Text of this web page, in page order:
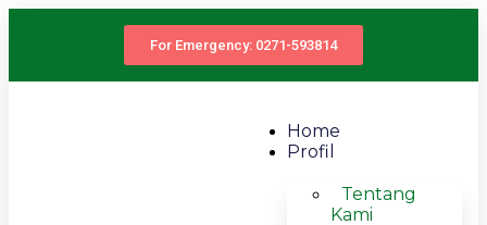
For Emergency: 0271-593814
Home
Profil
Tentang
Kami